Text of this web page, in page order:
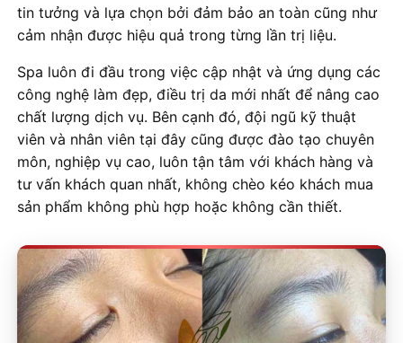
tin tưởng và lựa chọn bởi đảm bảo an toàn cũng như
cảm nhận được hiệu quả trong từng lần trị liệu.
Spa luôn đi đầu trong việc cập nhật và ứng dụng các
công nghệ làm đẹp, điều trị da mới nhất để nâng cao
chất lượng dịch vụ. Bên cạnh đó, đội ngũ kỹ thuật
viên và nhân viên tại đây cũng được đào tạo chuyên
môn, nghiệp vụ cao, luôn tận tâm với khách hàng và
tư vấn khách quan nhất, không chèo kéo khách mua
sản phẩm không phù hợp hoặc không cần thiết.